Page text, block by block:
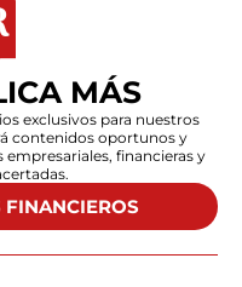
MÁS
exclusivos para nuestros
contenidos oportunos y
financieras y
FINANCIEROS